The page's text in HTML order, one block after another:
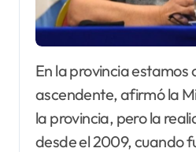
En la provincia estamos con una curva
ascendente, afirmó la
la provincia, pero la
desde el 2009, cuando